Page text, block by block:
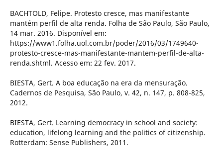
BACHTOLD, Felipe. Protesto cresce, mas manifestante
mantém perfil de alta renda. Folha de São Paulo, São Paulo,
14 mar. 2016. Disponível em:
https://www1.folha.uol.com.br/poder/2016/03/1749640-
protesto-cresce-mas-manifestante-mantem-perfil-de-alta-
renda.shtml. Acesso em: 22 fev. 2017.
BIESTA, Gert. A boa educação na era da mensuração.
Cadernos de Pesquisa, São Paulo, v. 42, n. 147, p. 808-825,
2012.
BIESTA, Gert. Learning democracy in school and society:
education, lifelong learning and the politics of citizenship.
Rotterdam: Sense Publishers, 2011.